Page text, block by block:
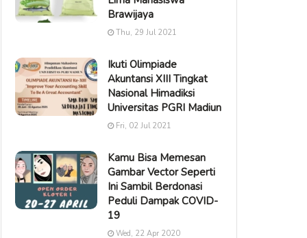
Brawijaya
Thu, 29 Jul 2021
Ikuti Olimpiade
Akuntansi XIII Tingkat
Nasional Himadiksi
Universitas PGRI Madiun
Fri, 02 Jul 2021
Kamu Bisa Memesan
Gambar Vector Seperti
Ini Sambil Berdonasi
Peduli Dampak COVID-
19
Wed, 22 Apr 2020